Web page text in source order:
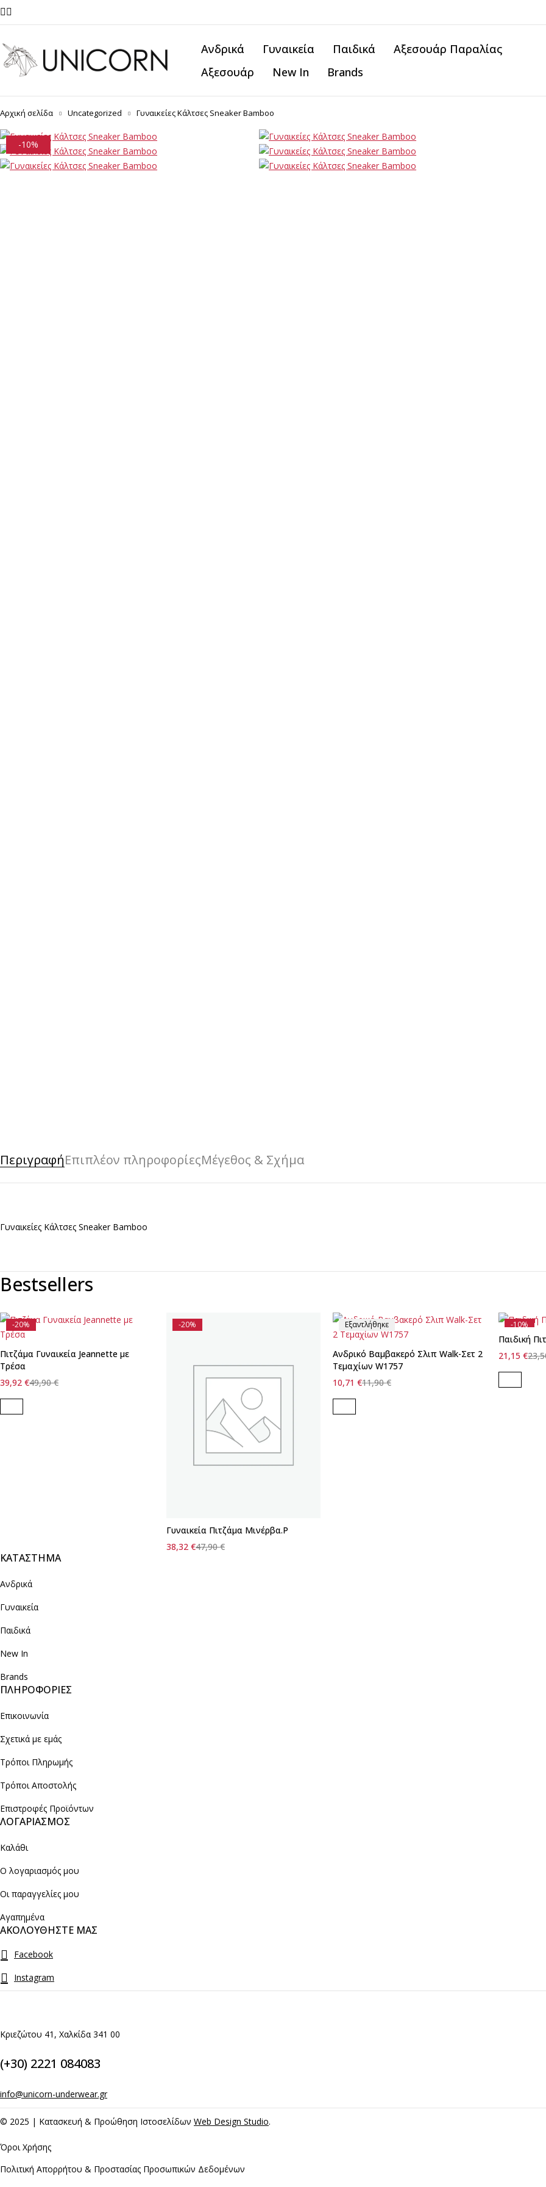
Ανδρικά Γυναικεία Παιδικά
Αξεσουάρ Παραλίας
Αξεσουάρ
New In Brands
Αρχική σελίδα Uncategorized Γυναικείες Κάλτσες Sneaker Bamboo
-10%
ΠεριγραφήΕπιπλέον πληροφορίεςΜέγεθος & Σχήμα
Γυναικείες Κάλτσες Sneaker Bamboo
Bestsellers
-20%
Πιτζάμα Γυναικεία Jeannette με
Τρέσα
49,90€
39,92 €
-20%
Γυναικεία Πιτζάμα Μινέρβα.P
47,90€
38,32 €
Εξαντλήθηκε
Ανδρικό Βαμβακερό Σλιπ Walk-Σετ 2
Τεμαχίων W1757
11,90€
10,71 €
-10%
Παιδική
21,15€
ΚΑΤΑΣΤΗΜΑ
Ανδρικά
Γυναικεία
Παιδικά
New In
Brands
ΠΛΗΡΟΦΟΡΙΕΣ
Επικοινωνία
Σχετικά με εμάς
Τρόποι Πληρωμής
Τρόποι Αποστολής
Επιστροφές Προϊόντων
ΛΟΓΑΡΙΑΣΜΟΣ
Καλάθι
Ο λογαριασμός μου
Οι παραγγελίες μου
Αγαπημένα
ΑΚΟΛΟΥΘΗΣΤΕ ΜΑΣ
Facebook
Instagram
Κριεζώτου 41, Χαλκίδα 341 00
(+30) 2221 084083
info@unicorn-underwear.gr
© 2025 | Κατασκευή & Προώθηση Ιστοσελίδων Web Design Studio.
Όροι Χρήσης
Πολιτική Απορρήτου & Προστασίας Προσωπικών Δεδομένων